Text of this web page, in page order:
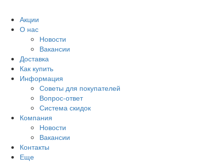
Акции
О нас
Новости
Вакансии
Доставка
Как купить
Информация
Советы для покупателей
Вопрос-ответ
Система скидок
Компания
Новости
Вакансии
Контакты
Еще